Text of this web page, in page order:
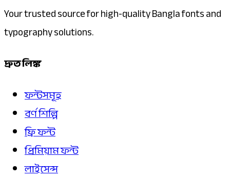
Your trusted source for high-quality Bangla fonts and
typography solutions.
দ্রুত লিঙ্ক
ফন্টসমূহ
বর্ণ শিল্পি
ফ্রি ফন্ট
প্রিমিয়াম ফন্ট
লাইসেন্স